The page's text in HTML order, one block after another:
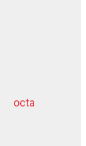
octa
dziļurbums